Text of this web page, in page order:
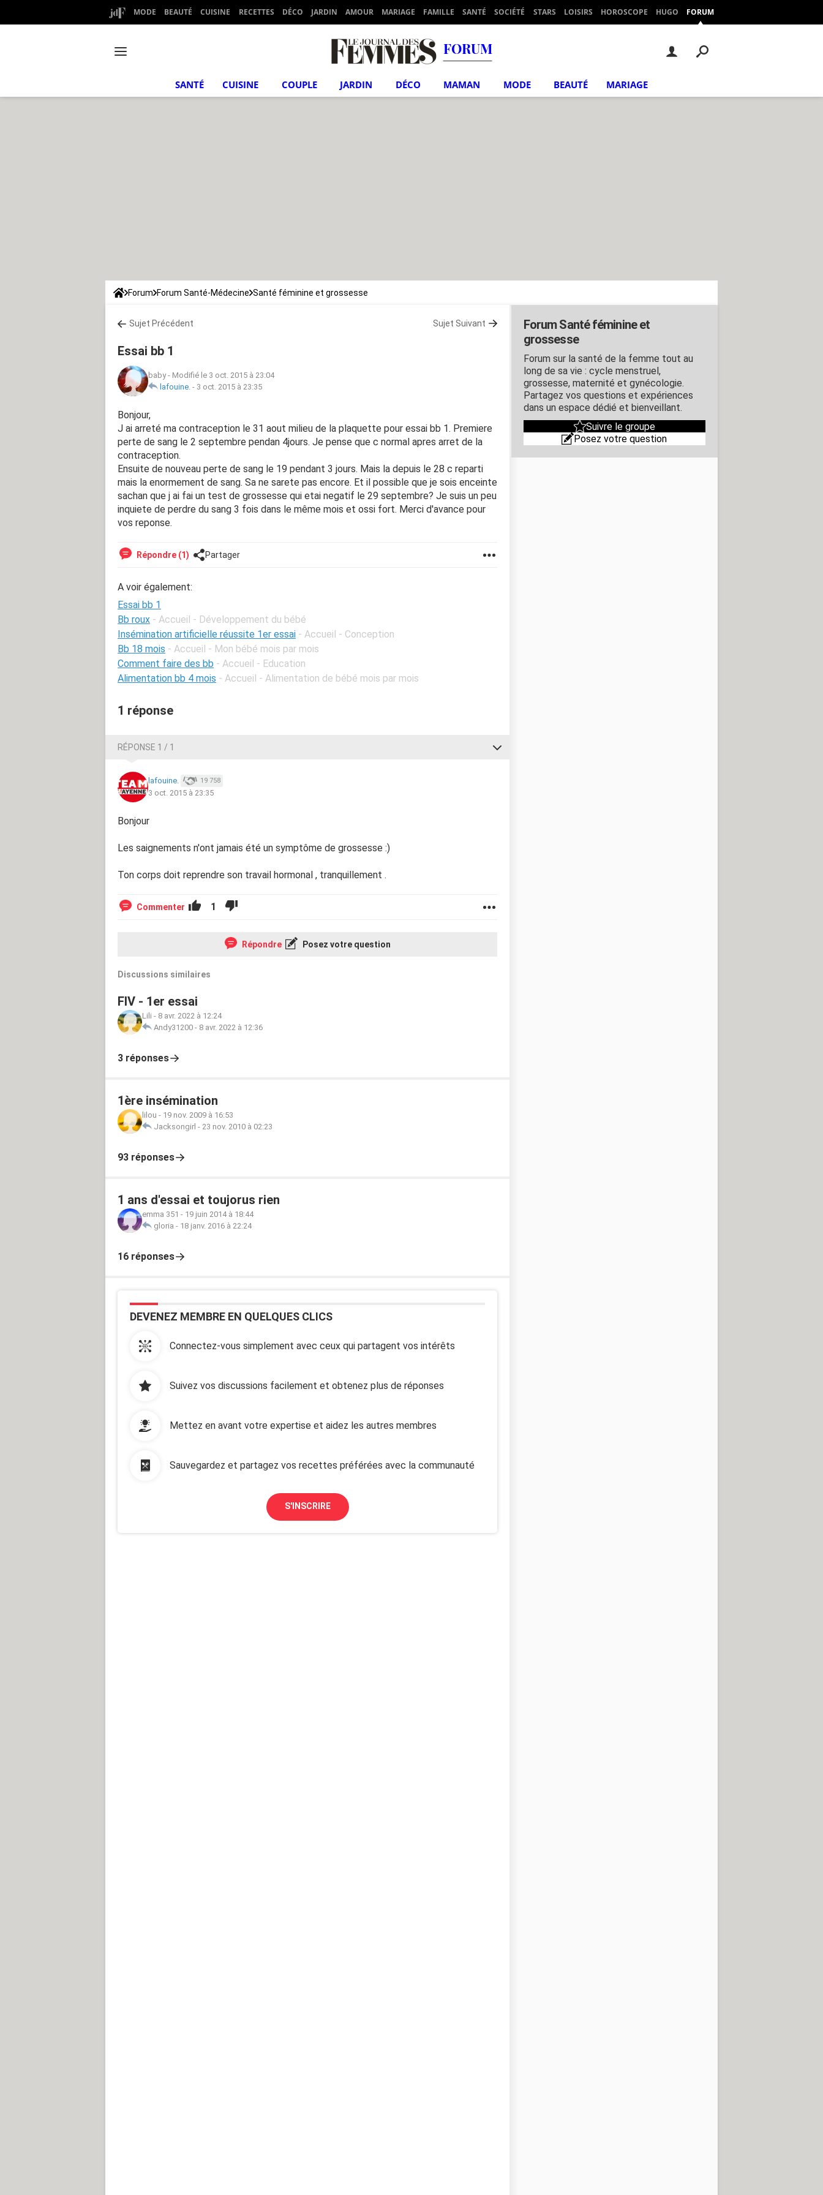
MODE BEAUTÉ CUISINE RECETTES DÉCO JARDIN AMOUR MARIAGE FAMILLE SANTÉ SOCIÉTÉ STARS LOISIRS HOROSCOPE HUGO FORUM
FORUM
SANTÉ CUISINE COUPLE JARDIN DÉCO MAMAN MODE BEAUTÉ MARIAGE
Forum Forum Santé-Médecine Santé féminine et grossesse
Sujet Précédent Sujet Suivant
Essai bb 1
baby- Modifié le 3 oct. 2015 à 23:04
lafouine. - 3 oct. 2015 à 23:35
Bonjour,
J ai arreté ma contraception le 31 aout milieu de la plaquette pour essai bb 1. Premiere
perte de sang le 2 septembre pendan 4jours. Je pense que c normal apres arret de la
contraception.
Ensuite de nouveau perte de sang le 19 pendant 3 jours. Mais la depuis le 28 c reparti
mais la enormement de sang. Sa ne sarete pas encore. Et il possible que je sois enceinte
sachan que j ai fai un test de grossesse qui etai negatif le 29 septembre? Je suis un peu
inquiete de perdre du sang 3 fois dans le même mois et ossi fort. Merci d'avance pour
vos reponse.
Répondre (1) Partager
A voir également:
Essai bb 1
Bb roux - Accueil - Développement du bébé
Insémination artificielle réussite 1er essai - Accueil - Conception
Bb 18 mois - Accueil - Mon bébé mois par mois
Comment faire des bb - Accueil - Education
Alimentation bb 4 mois - Accueil - Alimentation de bébé mois par mois
1 réponse
RÉPONSE 1 / 1
lafouine. 19 758
3 oct. 2015 à 23:35
Bonjour
Les saignements n'ont jamais été un symptôme de grossesse :)
Ton corps doit reprendre son travail hormonal , tranquillement .
Commenter 1
Répondre Posez votre question
Discussions similaires
FIV - 1er essai
Lili - 8 avr. 2022 à 12:24
Andy31200 - 8 avr. 2022 à 12:36
3 réponses
1ère insémination
lilou - 19 nov. 2009 à 16:53
Jacksongirl - 23 nov. 2010 à 02:23
93 réponses
1 ans d'essai et toujorus rien
emma 351 - 19 juin 2014 à 18:44
gloria - 18 janv. 2016 à 22:24
16 réponses
DEVENEZ MEMBRE EN QUELQUES CLICS
Connectez-vous simplement avec ceux qui partagent vos intérêts
Suivez vos discussions facilement et obtenez plus de réponses
Mettez en avant votre expertise et aidez les autres membres
Sauvegardez et partagez vos recettes préférées avec la communauté
S'INSCRIRE
Forum Santé féminine et
grossesse
Forum sur la santé de la femme tout au
long de sa vie : cycle menstruel,
grossesse, maternité et gynécologie.
Partagez vos questions et expériences
dans un espace dédié et bienveillant.
Suivre le groupe
Posez votre question